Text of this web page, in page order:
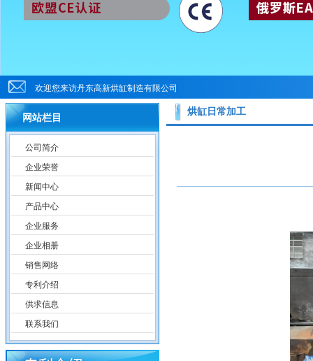
欢迎您来访丹东高新烘缸制造有限公司
网站栏目
公司简介
企业荣誉
新闻中心
产品中心
企业服务
企业相册
销售网络
专利介绍
供求信息
联系我们
烘缸日常加工